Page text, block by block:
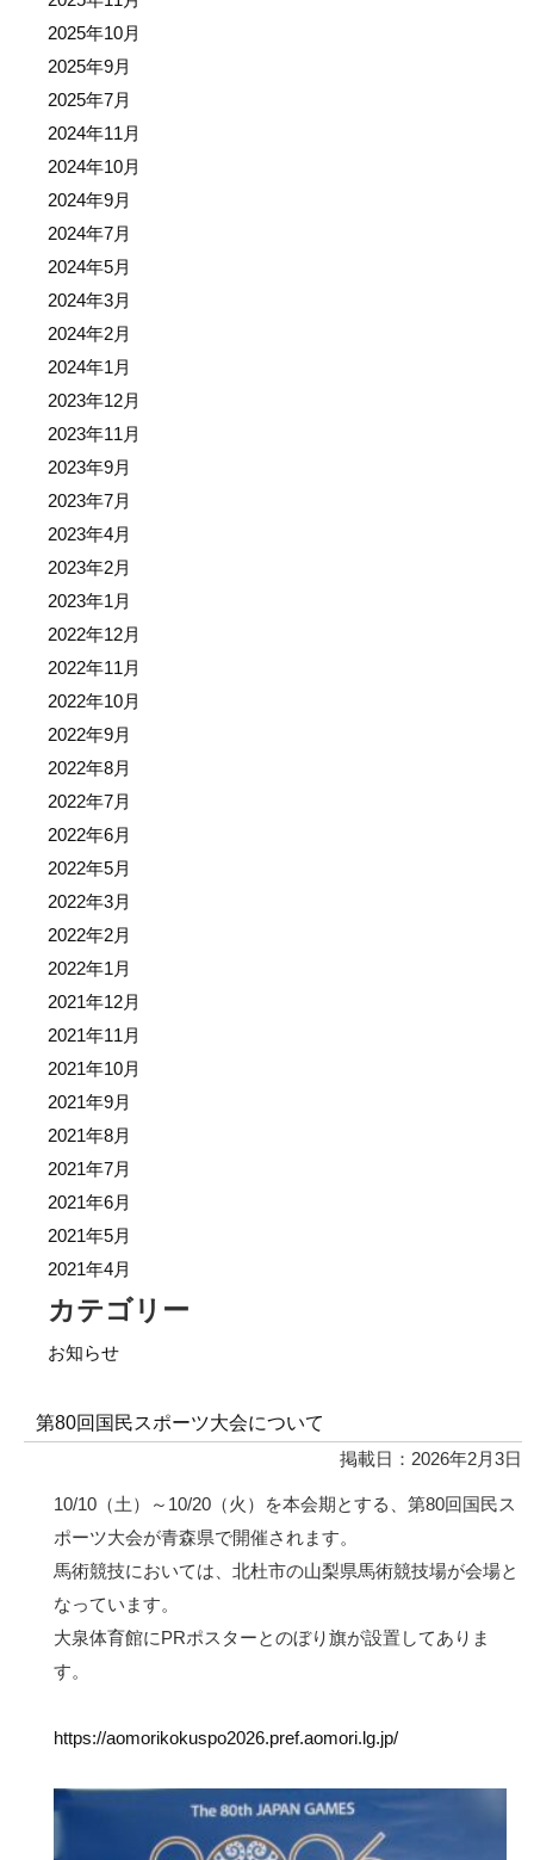
2025年10月
2025年9月
2025年7月
2024年11月
2024年10月
2024年9月
2024年7月
2024年5月
2024年3月
2024年2月
2024年1月
2023年12月
2023年11月
2023年9月
2023年7月
2023年4月
2023年2月
2023年1月
2022年12月
2022年11月
2022年10月
2022年9月
2022年8月
2022年7月
2022年6月
2022年5月
2022年3月
2022年2月
2022年1月
2021年12月
2021年11月
2021年10月
2021年9月
2021年8月
2021年7月
2021年6月
2021年5月
2021年4月
カテゴリー
お知らせ
第80回国民スポーツ大会について
掲載日：2026年2月3日
10/10（土）～10/20（火）を本会期とする、第80回国民ス
ポーツ大会が青森県で開催されます。
馬術競技においては、北杜市の山梨県馬術競技場が会場と
なっています。
大泉体育館にPRポスターとのぼり旗が設置してありま
す。
https://aomorikokuspo2026.pref.aomori.lg.jp/